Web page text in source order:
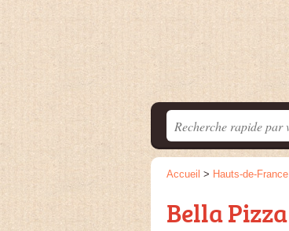
Accueil > Hauts-de-France
Bella Pizza